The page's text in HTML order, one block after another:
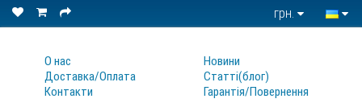
грн.
О нас
Доставка/Оплата
Контакти
Новини
Статтi(блог)
Гарантiя/Повернення